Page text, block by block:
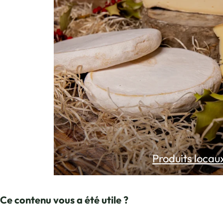
Produits
Ce contenu vous a été utile ?